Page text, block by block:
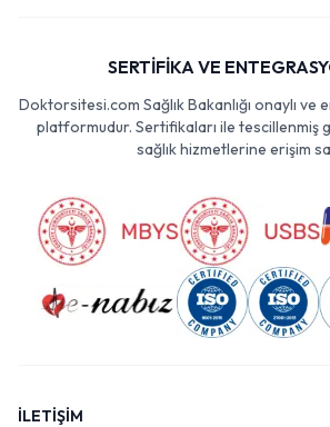
SERTİFİKA VE
Doktorsitesi.com Sağlık Bakanlığı onaylı ve
platformudur. Sertifikaları ile tescillenmiş
sağlık hizmetlerine erişim
İLETİŞİM